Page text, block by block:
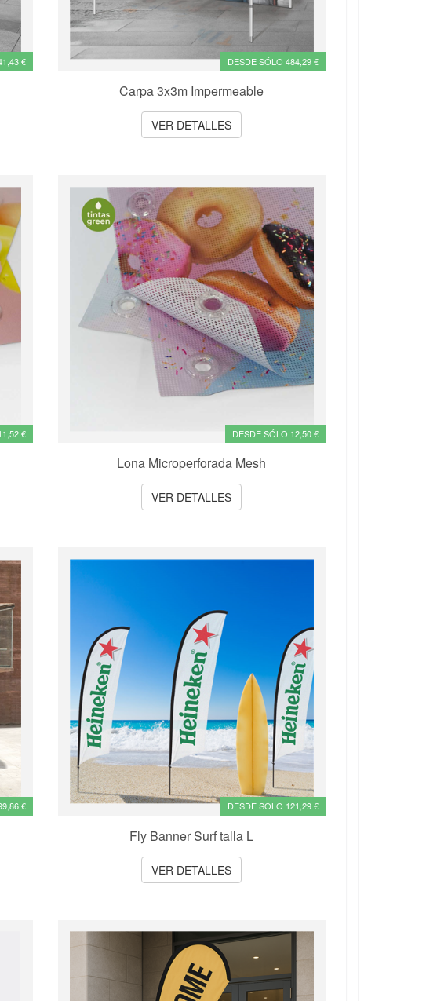
€ DESDE SÓLO 484,29 €
Carpa 3x3m Impermeable
VER DETALLES
€ DESDE SÓLO 12,50 €
Lona Microperforada Mesh
VER DETALLES
€ DESDE SÓLO 121,29 €
Fly Banner Surf talla L
VER DETALLES